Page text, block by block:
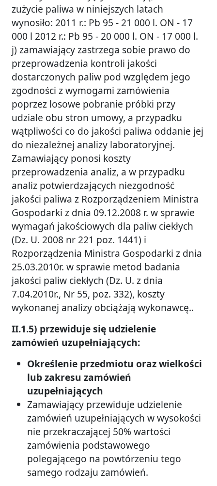
zużycie paliwa w niniejszych latach
wynosiło: 2011 r.: Pb 95 - 21 000 l. ON - 17
000 l 2012 r.: Pb 95 - 20 000 l. ON - 17 000 l.
j) zamawiający zastrzega sobie prawo do
przeprowadzenia kontroli jakości
dostarczonych paliw pod względem jego
zgodności z wymogami zamówienia
poprzez losowe pobranie próbki przy
udziale obu stron umowy, a przypadku
wątpliwości co do jakości paliwa oddanie jej
do niezależnej analizy laboratoryjnej.
Zamawiający ponosi koszty
przeprowadzenia analiz, a w przypadku
analiz potwierdzających niezgodność
jakości paliwa z Rozporządzeniem Ministra
Gospodarki z dnia 09.12.2008 r. w sprawie
wymagań jakościowych dla paliw ciekłych
(Dz. U. 2008 nr 221 poz. 1441) i
Rozporządzenia Ministra Gospodarki z dnia
25.03.2010r. w sprawie metod badania
jakości paliw ciekłych (Dz. U. z dnia
7.04.2010r., Nr 55, poz. 332), koszty
wykonanej analizy obciążają wykonawcę..
II.1.5) przewiduje się udzielenie
zamówień uzupełniających:
Określenie przedmiotu oraz wielkości
lub zakresu zamówień
uzupełniających
Zamawiający przewiduje udzielenie
zamówień uzupełniających w wysokości
nie przekraczającej 50% wartości
zamówienia podstawowego
polegającego na powtórzeniu tego
samego rodzaju zamówień.